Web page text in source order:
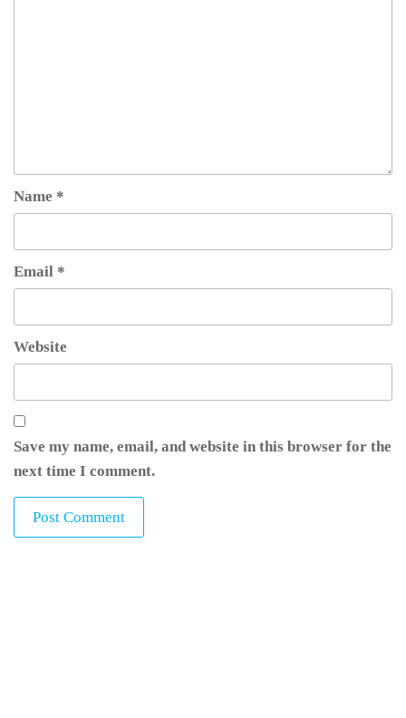
Name *
Email *
Website
Save my name, email, and website in this browser for the
next time I comment.